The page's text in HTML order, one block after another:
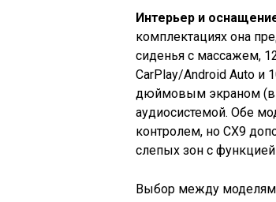
Интерьер и
комплектациях она
сиденья с массажем,
CarPlay/Android Auto и
дюймовым экраном (в
аудиосистемой. Обе
контролем, но CX9
слепых зон с
Выбор между